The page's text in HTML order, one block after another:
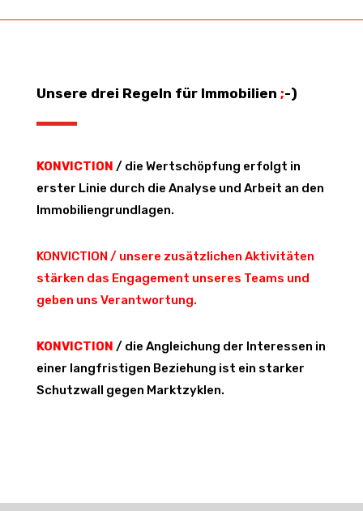
Unsere drei Regeln für Immobilien ;-)
KONVICTION / die Wertschöpfung erfolgt in
erster Linie durch die Analyse und Arbeit an den
Immobiliengrundlagen.
KONVICTION / unsere zusätzlichen Aktivitäten
stärken das Engagement unseres Teams und
geben uns Verantwortung.
KONVICTION / die Angleichung der Interessen in
einer langfristigen Beziehung ist ein starker
Schutzwall gegen Marktzyklen.